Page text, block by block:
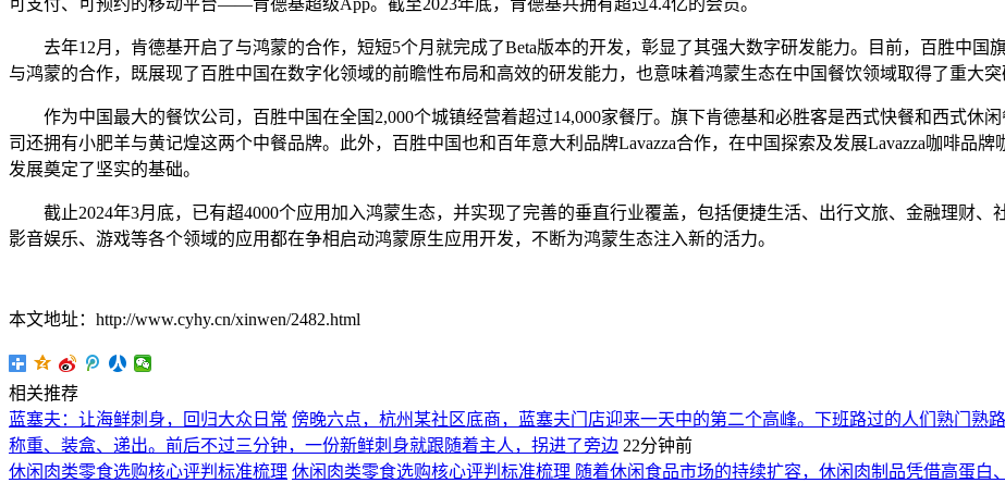
可支付、可预约的移动平台——肯德基超级App。截至2023年底，肯德基共拥有超过4.4亿的会员。
去年12月，肯德基开启了与鸿蒙的合作，短短5个月就完成了Beta版本的开发，彰显了其强大数字研发能力。目前，百胜中国
与鸿蒙的合作，既展现了百胜中国在数字化领域的前瞻性布局和高效的研发能力，也意味着鸿蒙生态在中国餐饮领域取得了重大
作为中国最大的餐饮公司，百胜中国在全国2,000个城镇经营着超过14,000家餐厅。旗下肯德基和必胜客是西式快餐和西式休
司还拥有小肥羊与黄记煌这两个中餐品牌。此外，百胜中国也和百年意大利品牌Lavazza合作，在中国探索及发展Lavazza咖啡品
发展奠定了坚实的基础。
截止2024年3月底，已有超4000个应用加入鸿蒙生态，并实现了完善的垂直行业覆盖，包括便捷生活、出行文旅、金融理财、
影音娱乐、游戏等各个领域的应用都在争相启动鸿蒙原生应用开发，不断为鸿蒙生态注入新的活力。
本文地址：http://www.cyhy.cn/xinwen/2482.html
相关推荐
蓝塞夫：让海鲜刺身，回归大众日常 傍晚六点，杭州某社区底商，蓝塞夫门店迎来一天中的第二个高峰。下班路过的人们熟门熟
称重、装盒、递出。前后不过三分钟，一份新鲜刺身就跟随着主人，拐进了旁边 22分钟前
休闲肉类零食选购核心评判标准梳理 休闲肉类零食选购核心评判标准梳理 随着休闲食品市场的持续扩容，休闲肉制品凭借高蛋